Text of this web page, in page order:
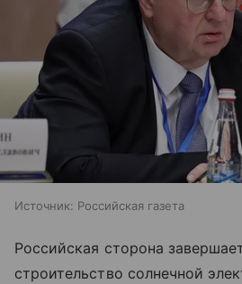
Источник: Российская газета
Российская сторона
строительство солнечной